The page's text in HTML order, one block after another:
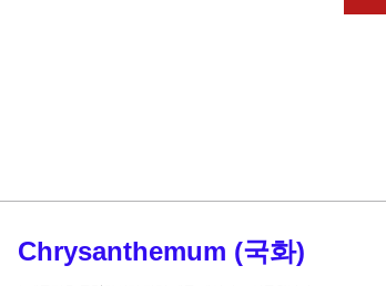
Chrysanthemum (국화)